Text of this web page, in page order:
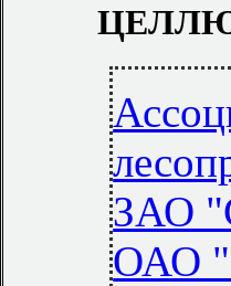
ЗАО
ОАО